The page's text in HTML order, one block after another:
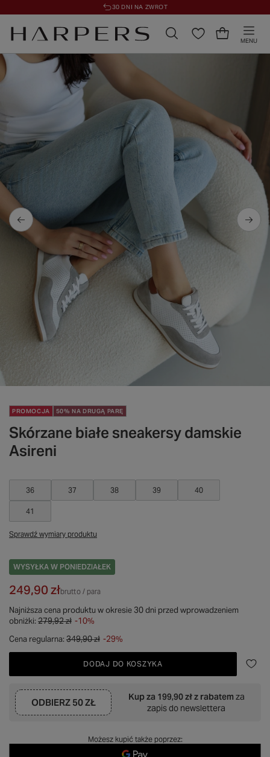
30 DNI NA ZWROT
MENU
PROMOCJA 50% NA DRUGĄ PARĘ
Skórzane białe sneakersy damskie
Asireni
36 37 38 39 40
41
Sprawdź wymiary produktu
WYSYŁKA W PONIEDZIAŁEK
249,90 złbrutto/ para
Najniższa cena produktu w okresie 30 dni przed wprowadzeniem
obniżki: 279,92 zł -10%
Cena regularna: 349,90 zł -29%
DODAJ DO KOSZYKA
ODBIERZ 50 ZŁ
Kup za 199,90 złz rabatem za
zapis do newslettera
Możesz kupić także poprzez: